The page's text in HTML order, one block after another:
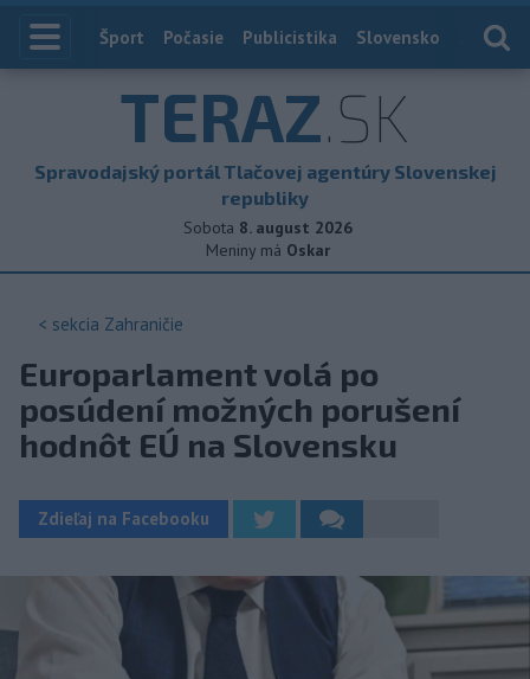
Index
Šport Počasie Publicistika Slovensko
TERAZ.SK
Spravodajský portál Tlačovej agentúry Slovenskej
republiky
Sobota 8. august 2026
Meniny má Oskar
< sekcia Zahraničie
Europarlament volá po
posúdení možných porušení
hodnôt EÚ na Slovensku
Zdieľaj na Facebooku